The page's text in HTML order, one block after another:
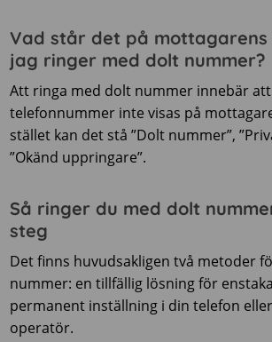
Vad står det på mottagarens
jag ringer med dolt nummer?
Att ringa med dolt nummer innebär
telefonnummer inte visas på
stället kan det stå ”Dolt nummer”,
”Okänd uppringare”.
Så ringer du med dolt
steg
Det finns huvudsakligen två metoder
nummer: en tillfällig lösning för
permanent inställning i din telefon
operatör.